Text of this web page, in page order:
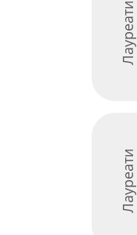
Лауреати
Лауреати